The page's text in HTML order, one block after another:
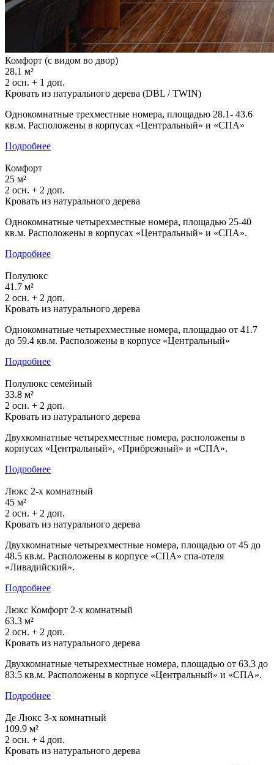
Комфорт (с видом во двор)
28.1 м²
2 осн. + 1 доп.
Кровать из натурального дерева (DBL / TWIN)
Однокомнатные трехместные номера, площадью 28.1- 43.6
кв.м. Расположены в корпусах «Центральный» и «СПА»
Подробнее
Комфорт
25 м²
2 осн. + 2 доп.
Кровать из натурального дерева
Однокомнатные четырехместные номера, площадью 25-40
кв.м. Расположены в корпусах «Центральный» и «СПА».
Подробнее
Полулюкс
41.7 м²
2 осн. + 2 доп.
Кровать из натурального дерева
Однокомнатные четырехместные номера, площадью от 41.7
до 59.4 кв.м. Расположены в корпусе «Центральный»
Подробнее
Полулюкс семейный
33.8 м²
2 осн. + 2 доп.
Кровать из натурального дерева
Двухкомнатные четырехместные номера, расположены в
корпусах «Центральный», «Прибрежный» и «СПА».
Подробнее
Люкс 2-х комнатный
45 м²
2 осн. + 2 доп.
Кровать из натурального дерева
Двухкомнатные четырехместные номера, площадью от 45 до
48.5 кв.м. Расположены в корпусе «СПА» спа-отеля
«Ливадийский».
Подробнее
Люкс Комфорт 2-х комнатный
63.3 м²
2 осн. + 2 доп.
Кровать из натурального дерева
Двухкомнатные четырехместные номера, площадью от 63.3 до
83.5 кв.м. Расположены в корпусе «Центральный» и «СПА».
Подробнее
Де Люкс 3-х комнатный
109.9 м²
2 осн. + 4 доп.
Кровать из натурального дерева